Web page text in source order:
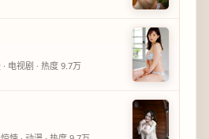
· 电视剧 · 热度 9.7万